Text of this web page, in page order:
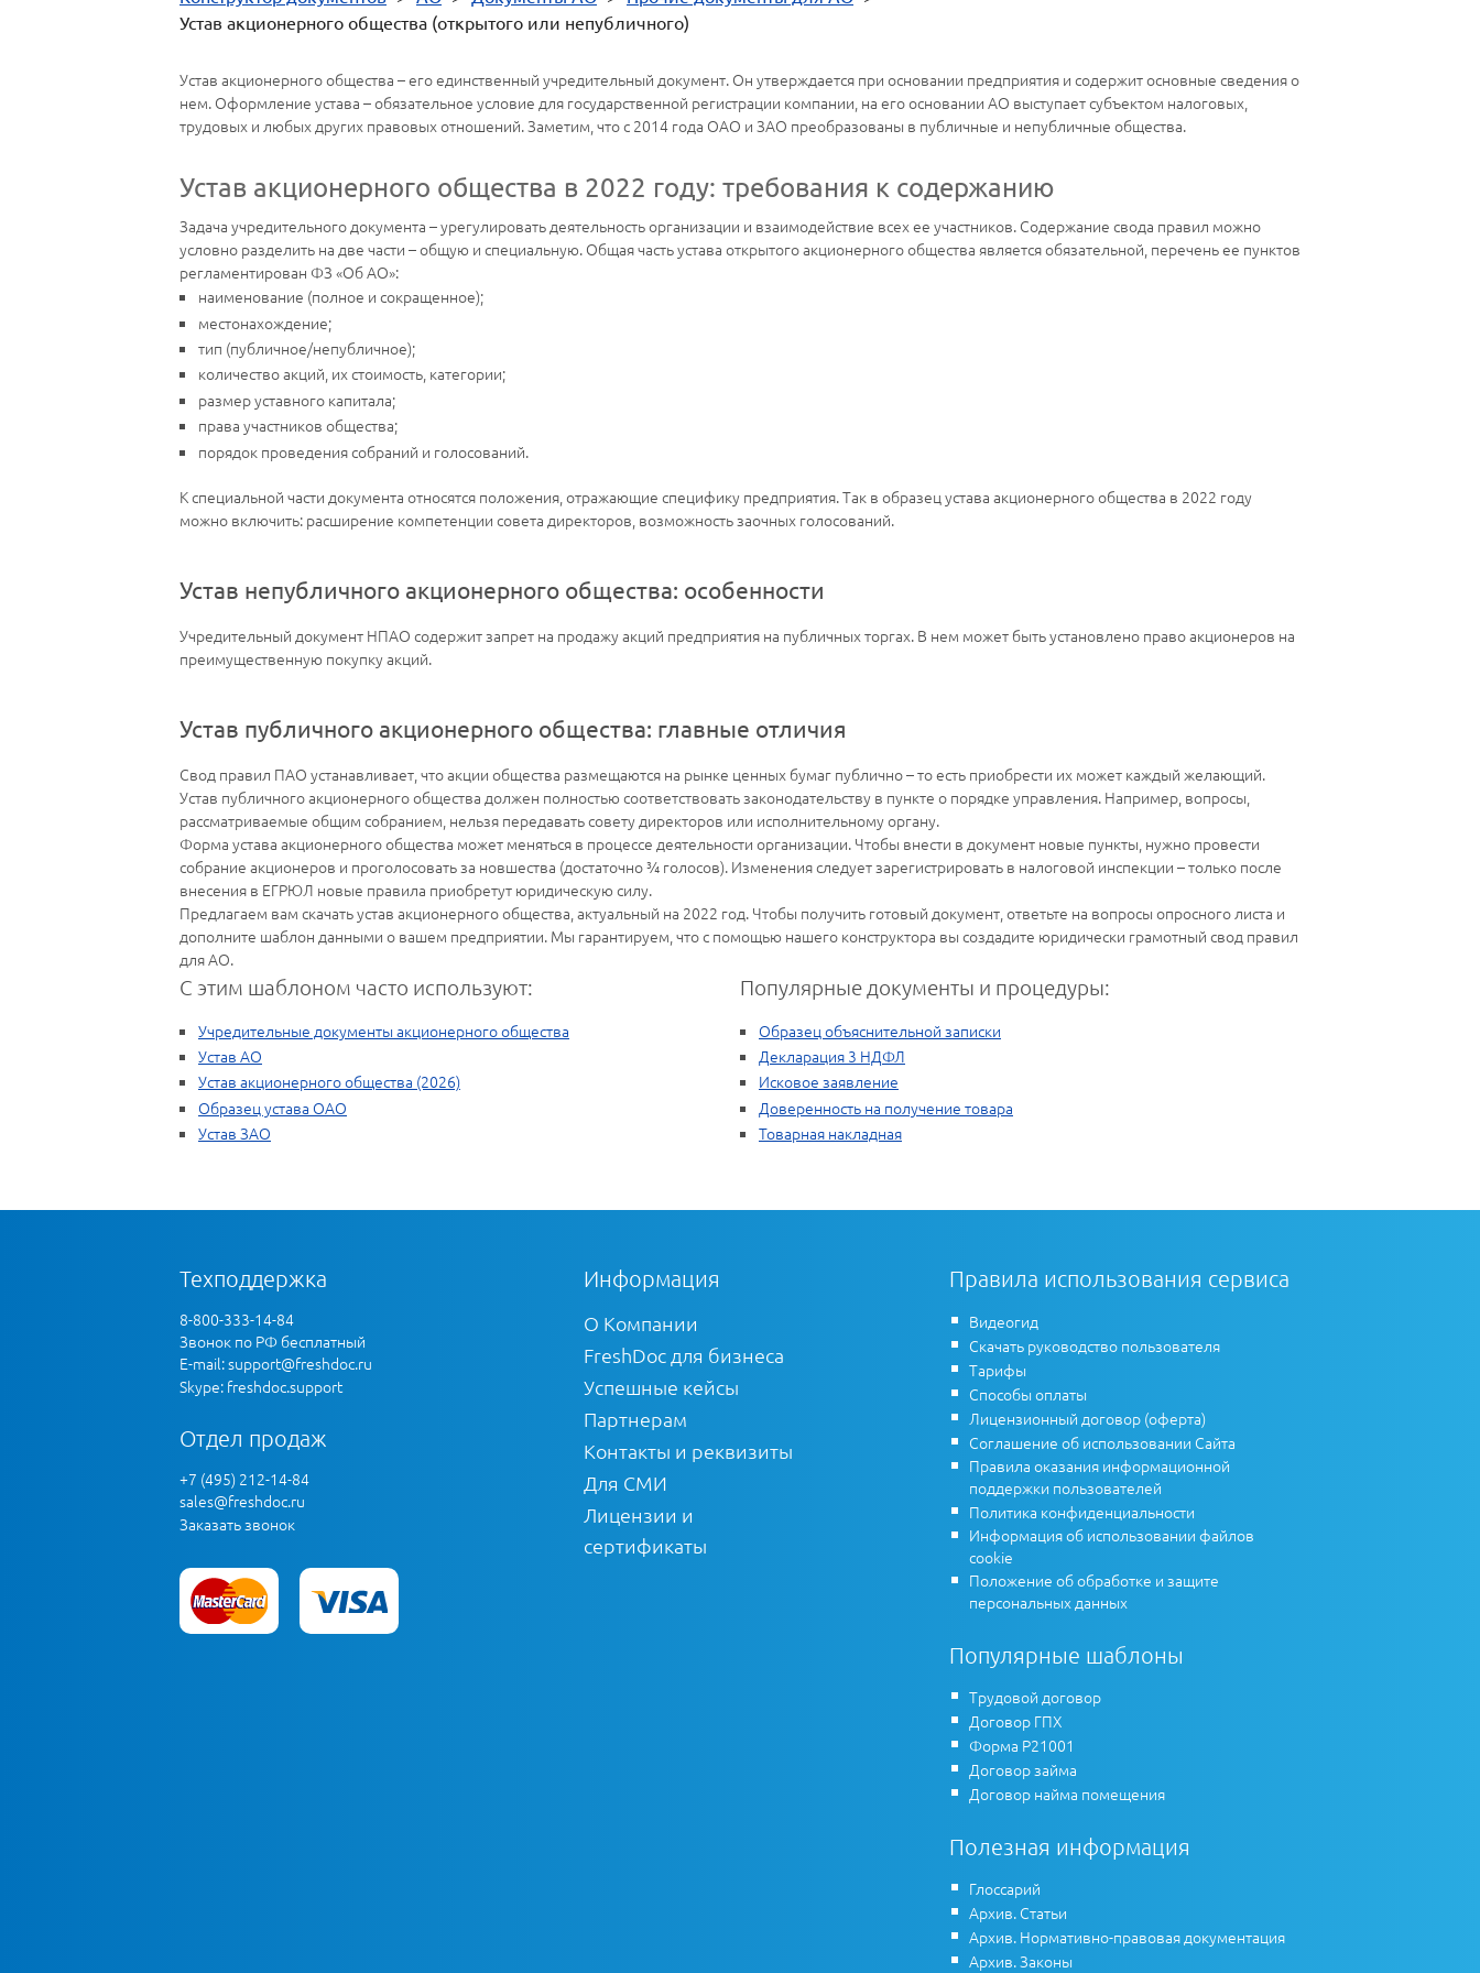
Устав акционерного общества (открытого или непубличного)
Устав акционерного общества – его единственный учредительный документ. Он утверждается при основании предприятия и содержит основные сведения о
нем. Оформление устава – обязательное условие для государственной регистрации компании, на его основании АО выступает субъектом налоговых,
трудовых и любых других правовых отношений. Заметим, что с 2014 года ОАО и ЗАО преобразованы в публичные и непубличные общества.
Устав акционерного общества в 2022 году: требования к содержанию
Задача учредительного документа – урегулировать деятельность организации и взаимодействие всех ее участников. Содержание свода правил можно
условно разделить на две части – общую и специальную. Общая часть устава открытого акционерного общества является обязательной, перечень ее пунктов
регламентирован ФЗ «Об АО»:
наименование (полное и сокращенное);
местонахождение;
тип (публичное/непубличное);
количество акций, их стоимость, категории;
размер уставного капитала;
права участников общества;
порядок проведения собраний и голосований.
К специальной части документа относятся положения, отражающие специфику предприятия. Так в образец устава акционерного общества в 2022 году
можно включить: расширение компетенции совета директоров, возможность заочных голосований.
Устав непубличного акционерного общества: особенности
Учредительный документ НПАО содержит запрет на продажу акций предприятия на публичных торгах. В нем может быть установлено право акционеров на
преимущественную покупку акций.
Устав публичного акционерного общества: главные отличия
Свод правил ПАО устанавливает, что акции общества размещаются на рынке ценных бумаг публично – то есть приобрести их может каждый желающий.
Устав публичного акционерного общества должен полностью соответствовать законодательству в пункте о порядке управления. Например, вопросы,
рассматриваемые общим собранием, нельзя передавать совету директоров или исполнительному органу.
Форма устава акционерного общества может меняться в процессе деятельности организации. Чтобы внести в документ новые пункты, нужно провести
собрание акционеров и проголосовать за новшества (достаточно ¾ голосов). Изменения следует зарегистрировать в налоговой инспекции – только после
внесения в ЕГРЮЛ новые правила приобретут юридическую силу.
Предлагаем вам скачать устав акционерного общества, актуальный на 2022 год. Чтобы получить готовый документ, ответьте на вопросы опросного листа и
дополните шаблон данными о вашем предприятии. Мы гарантируем, что с помощью нашего конструктора вы создадите юридически грамотный свод правил
для АО.
С этим шаблоном часто используют:
Учредительные документы акционерного общества
Устав АО
Устав акционерного общества (2026)
Образец устава ОАО
Устав ЗАО
Популярные документы и процедуры:
Образец объяснительной записки
Декларация 3 НДФЛ
Исковое заявление
Доверенность на получение товара
Товарная накладная
Техподдержка
8-800-333-14-84
Звонок по РФ бесплатный
E-mail:support@freshdoc.ru
Skype: freshdoc.support
Отдел продаж
+7 (495) 212-14-84
sales@freshdoc.ru
Заказать звонок
Информация
О Компании
FreshDoc для бизнеса
Успешные кейсы
Партнерам
Контакты и реквизиты
Для СМИ
Лицензии и
сертификаты
Правила использования сервиса
Видеогид
Скачать руководство пользователя
Тарифы
Способы оплаты
Лицензионный договор (оферта)
Соглашение об использовании Сайта
Правила оказания информационной
поддержки пользователей
Политика конфиденциальности
Информация об использовании файлов
cookie
Положение об обработке и защите
персональных данных
Популярные шаблоны
Трудовой договор
Договор ГПХ
Форма Р21001
Договор займа
Договор найма помещения
Полезная информация
Глоссарий
Архив. Статьи
Архив. Нормативно-правовая документация
Архив. Законы